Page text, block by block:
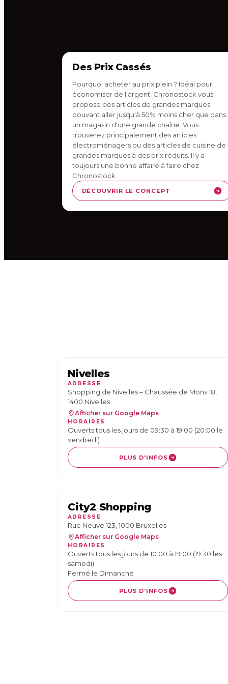
Des Prix Cassés
Pourquoi acheter au prix plein ? Idéal pour
économiser de l'argent, Chronostock vous
propose des articles de grandes marques
pouvant aller jusqu'à 50% moins cher que dans
un magasin d'une grande chaîne. Vous
trouverez principalement des articles
électroménagers ou des articles de cuisine de
grandes marques à des prix réduits. Il y a
toujours une bonne affaire à faire chez
Chronostock.
DÉCOUVRIR LE CONCEPT
Nivelles
ADRESSE
Shopping de Nivelles – Chaussée de Mons 18,
1400 Nivelles
Afficher sur Google Maps
HORAIRES
Ouverts tous les jours de 09:30 à 19:00 (20:00 le
vendredi).
PLUS D'INFOS
City2 Shopping
ADRESSE
Rue Neuve 123, 1000 Bruxelles
Afficher sur Google Maps
HORAIRES
Ouverts tous les jours de 10:00 à 19:00 (19:30 les
samedi).
Fermé le Dimanche
PLUS D'INFOS